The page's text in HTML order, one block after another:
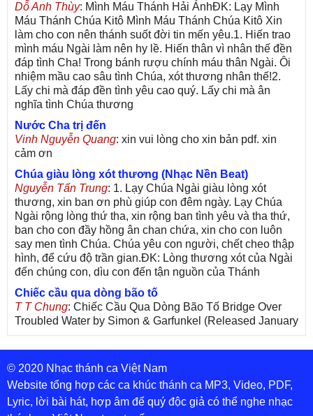
Dỗ Anh Thùy: Mình Máu Thánh Hải ÁnhĐK: Lạy Mình
Máu Thánh Chúa Kitô Mình Máu Thánh Chúa Kitô Xin
làm cho con nên thánh suốt đời tin mến yêu.1. Hiến trao
mình máu Ngài làm nên hy lề. Hiến thân vì nhân thế đền
đáp tình Cha! Trong bánh rượu chính máu thân Ngài. Ôi
nhiệm mầu cao sâu tình Chúa, xót thương nhân thế!2.
Lấy chi mà đáp đền tình yêu cao quý. Lấy chi mà ân
nghĩa tình Chúa thương
Nước Cha trị đến
Vinh Nguyễn Quang: xin vui lòng cho xin bản pdf. xin
cảm ơn
Chúa giàu lòng xót thương (Nhạc Nền Beat)
Nguyễn Tấn Trung: 1. Lạy Chúa Ngài giàu lòng xót
thương, xin ban ơn phù giúp con đêm ngày. Lạy Chúa
Ngài rộng lòng thứ tha, xin rộng ban tình yêu và tha thứ,
ban cho con đầy hồng ân chan chứa, xin cho con luôn
say men tình Chúa. Chúa yêu con người, chết cheo thập
hình, để cứu độ trần gian.ĐK: Lòng thương xót của Ngài
đến chúng con, dìu con đến tận nguồn của Thánh
Chiếc cầu qua dòng bão tố
T T Chung: Chiếc Cầu Qua Dòng Bão Tố Bridge Over
Troubled Water by Simon & Garfunkel (Released January
26, 1970) Lời Việt: Nhạc Sĩ Vũ Đức Nghiêm Trình Bày:
Chung Tử Lưu
De Colores! (Lời Việt)
Son Vu: Bài hát có lời chưa.Cám ơn
Bài ca dâng Mẹ
© 2020 Nhạc thánh ca Việt Nam
Website tổng hợp các ca khúc thánh ca MP3, Video, PDF,
Lyric, lời bài hát, hợp âm để quý độc giả có thể nghe nhạc